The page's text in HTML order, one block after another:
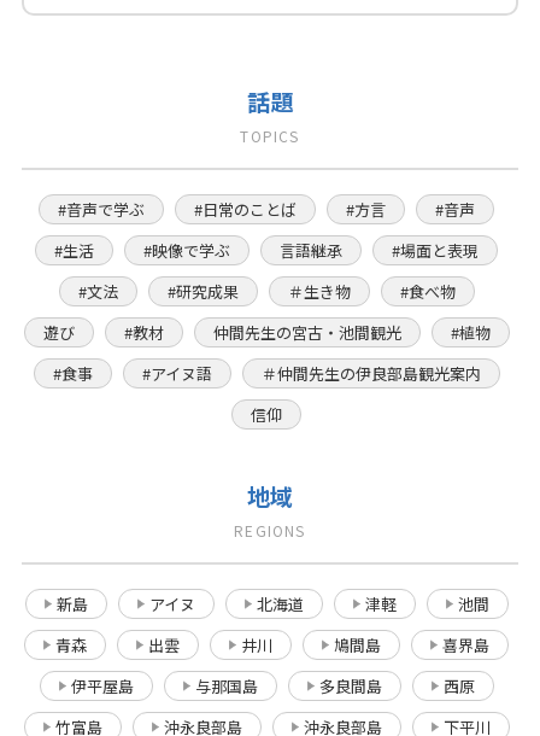
話題
TOPICS
#音声で学ぶ #日常のことば #方言
#音声
#生活
#映像で学ぶ 言語継承
#場面と表現
#文法
#研究成果 ＃生き物
#食べ物
遊び
#教材 仲間先生の宮古・池間観光
#植物
#食事
#アイヌ語
＃仲間先生の伊良部島観光案内
信仰
地域
REGIONS
新島 アイヌ 北海道 津軽
池間
青森
出雲 井川 鳩間島
喜界島
伊平屋島
与那国島 多良間島
西原
竹富島
沖永良部島 沖永良部島
下平川